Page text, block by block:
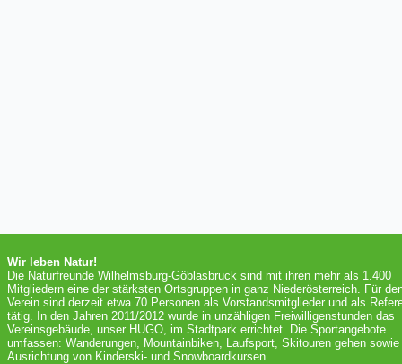
Wir leben Natur!
Die Naturfreunde Wilhelmsburg-Göblasbruck sind mit ihren mehr als 1.400
Mitgliedern eine der stärksten Ortsgruppen in ganz Niederösterreich. Für
Verein sind derzeit etwa 70 Personen als Vorstandsmitglieder und als
tätig. In den Jahren 2011/2012 wurde in unzähligen Freiwilligenstunden das
Vereinsgebäude, unser HUGO, im Stadtpark errichtet. Die Sportangebote
umfassen: Wanderungen, Mountainbiken, Laufsport, Skitouren gehen sowie
Ausrichtung von Kinderski- und Snowboardkursen.